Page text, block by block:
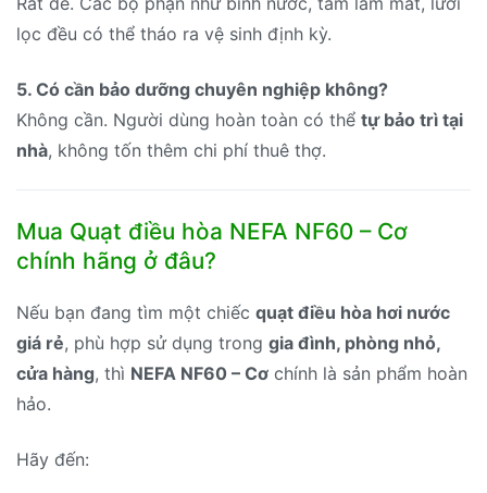
lọc đều có thể tháo ra vệ sinh định kỳ.
5. Có cần bảo dưỡng chuyên nghiệp không?
Không cần. Người dùng hoàn toàn có thể tự bảo trì tại
nhà, không tốn thêm chi phí thuê thợ.
Mua Quạt điều hòa NEFA NF60 – Cơ
chính hãng ở đâu?
Nếu bạn đang tìm một chiếc quạt điều hòa hơi nước
giá rẻ, phù hợp sử dụng trong gia đình, phòng nhỏ,
cửa hàng, thì NEFA NF60 – Cơ chính là sản phẩm hoàn
hảo.
Hãy đến: